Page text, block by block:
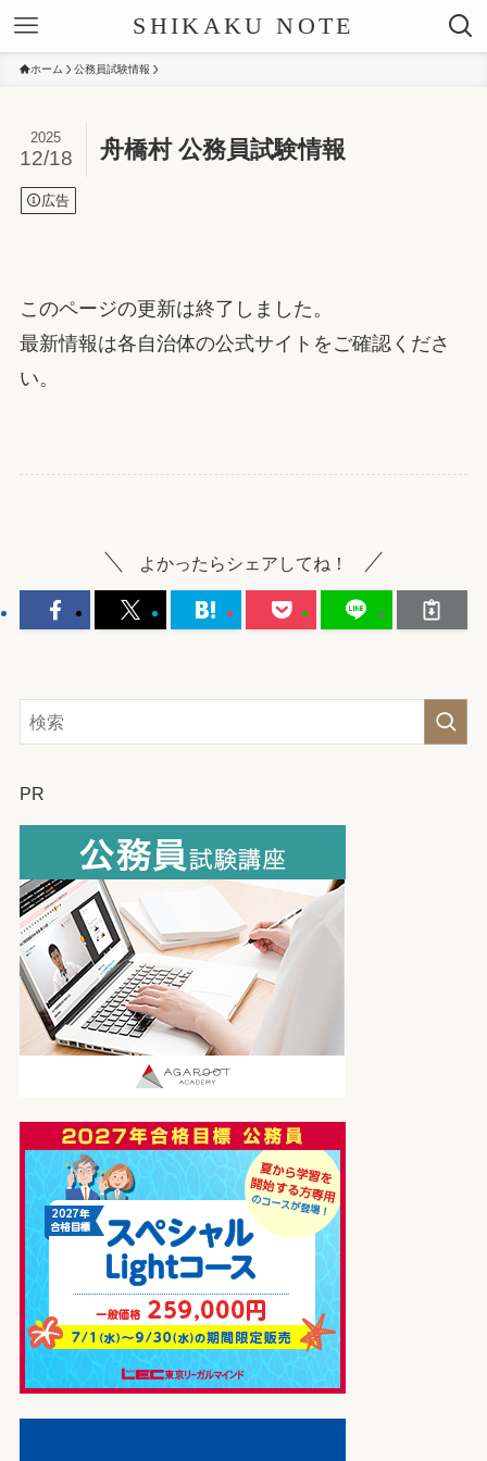
SHIKAKU NOTE
ホーム 公務員試験情報
舟橋村 公務員試験情報
2025
12/18
広告
このページの更新は終了しました。
最新情報は各自治体の公式サイトをご確認くださ
い。
よかったらシェアしてね！
PR